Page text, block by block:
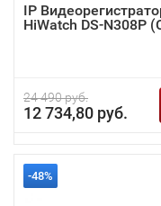
IP
HiWatch DS-N308P
24 490 руб.
12 734,80 руб.
-48%